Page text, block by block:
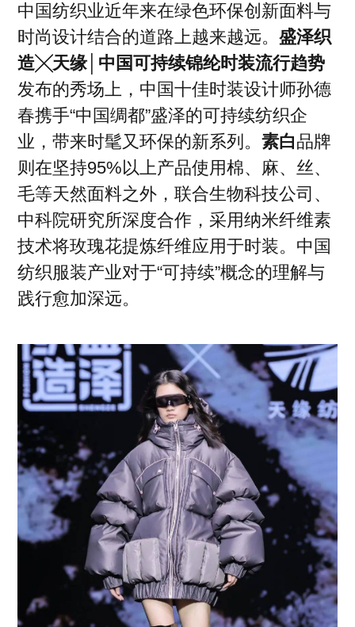
中国纺织业近年来在绿色环保创新面料与
时尚设计结合的道路上越来越远。盛泽织
造╳天缘│中国可持续锦纶时装流行趋势
发布的秀场上，中国十佳时装设计师孙德
春携手“中国绸都”盛泽的可持续纺织企
业，带来时髦又环保的新系列。素白品牌
则在坚持95%以上产品使用棉、麻、丝、
毛等天然面料之外，联合生物科技公司、
中科院研究所深度合作，采用纳米纤维素
技术将玫瑰花提炼纤维应用于时装。中国
纺织服装产业对于“可持续”概念的理解与
践行愈加深远。